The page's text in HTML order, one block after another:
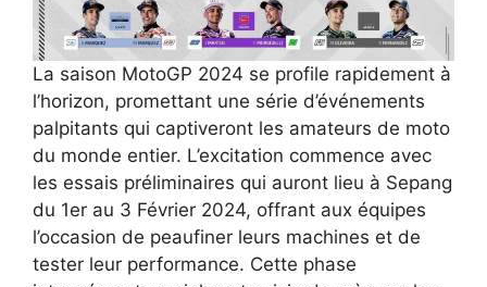
La saison MotoGP 2024 se profile rapidement à
l’horizon, promettant une série d’événements
palpitants qui captiveront les amateurs de moto
du monde entier. L’excitation commence avec
les essais préliminaires qui auront lieu à Sepang
du 1er au 3 Février 2024, offrant aux équipes
l’occasion de peaufiner leurs machines et de
tester leur performance. Cette phase